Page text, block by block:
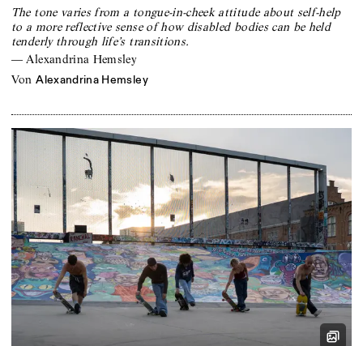
The tone varies from a tongue-in-cheek attitude about self-help
to a more reflective sense of how disabled bodies can be held
tenderly through life’s transitions.
—Alexandrina Hemsley
von Alexandrina Hemsley